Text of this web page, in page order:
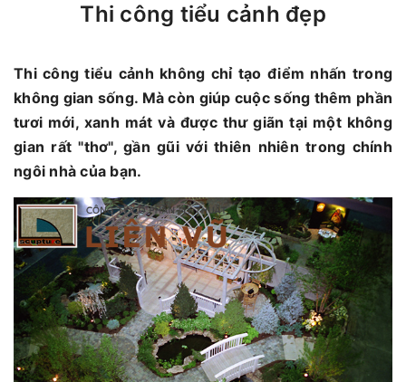
Thi công tiểu cảnh đẹp
Thi công tiểu cảnh không chỉ tạo điểm nhấn trong
không gian sống. Mà còn giúp cuộc sống thêm phần
tươi mới, xanh mát và được thư giãn tại một không
gian rất "thơ", gần gũi với thiên nhiên trong chính
ngôi nhà của bạn.